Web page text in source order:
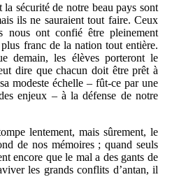
la sécurité de notre beau pays sont
ils ne sauraient tout faire. Ceux
nous ont confié être pleinement
franc de la nation tout entière.
demain, les élèves porteront le
dire que chacun doit être prêt à
modeste échelle – fût-ce par une
enjeux – à la défense de notre
lentement, mais sûrement, le
de nos mémoires ; quand seuls
encore que le mal a des gants de
les grands conflits d’antan, il